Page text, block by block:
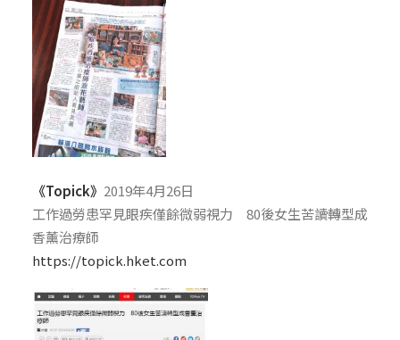
《Topick》 2019年4月26日
工作過勞患罕見眼疾僅餘微弱視力 80後女生苦讀轉型成
香薰治療師
https://topick.hket.com